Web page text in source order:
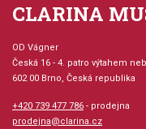
hlučnost hry.
má ještě oslnivější
je spolehlivější v ozvu
je ještě pružnější tón
CLARINA
OD Vágner
Česká 16 - 4. patro výtahem
602 00 Brno, Česká republika
+420 739 477 786 - prodejna
prodejna@clarina.cz